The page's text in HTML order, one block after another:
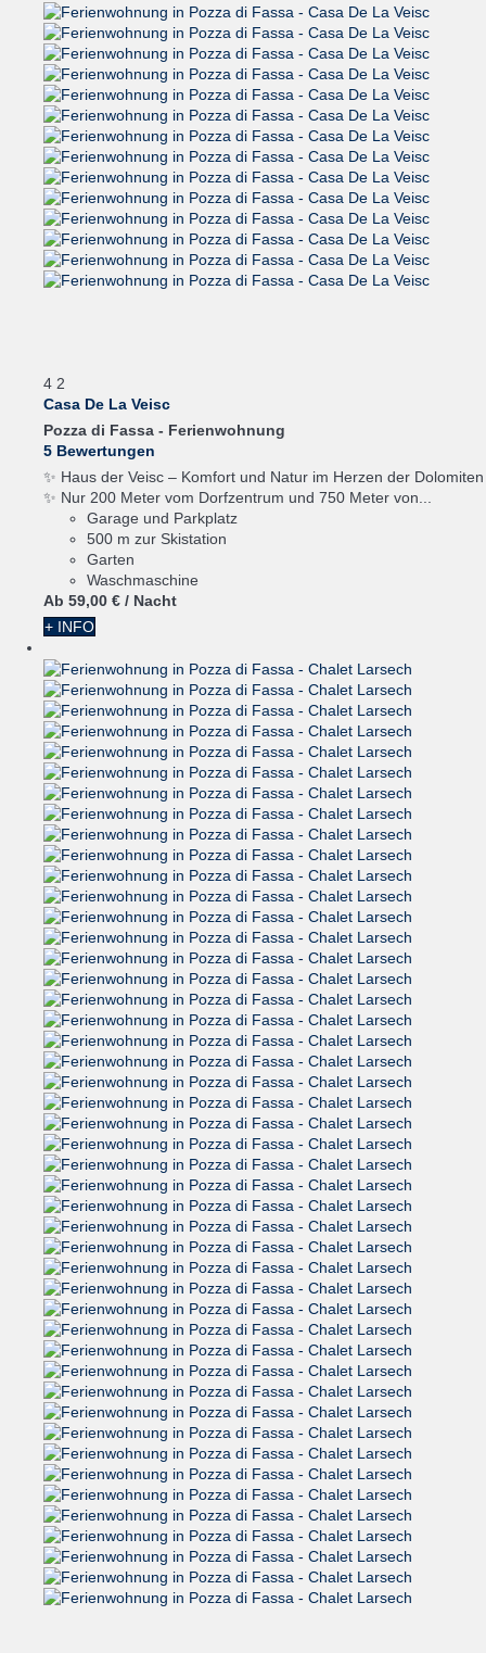
4 2
Casa De La Veisc
Pozza di Fassa - Ferienwohnung
5 Bewertungen
✨ Haus der Veisc – Komfort und Natur im Herzen der Dolomiten
✨ Nur 200 Meter vom Dorfzentrum und 750 Meter von...
Garage und Parkplatz
500 m zur Skistation
Garten
Waschmaschine
Ab 59,00 € / Nacht
+ INFO